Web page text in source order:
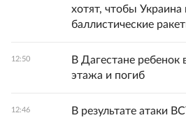
хотят, чтобы Украина
баллистические
12:50
В Дагестане ребенок
этажа и погиб
12:46
В результате атаки